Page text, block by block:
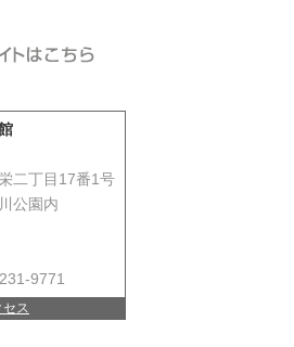
二丁目17番1号
公園内
9771
ス